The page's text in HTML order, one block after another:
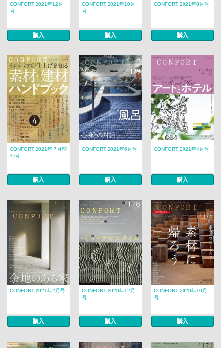
CONFORT 2021年12月
号
購入
CONFORT 2021年10月
号
購入
CONFORT 2021年8月号
購入
CONFORT 2021年 7月増
刊号
購入
CONFORT 2021年6月号
購入
CONFORT 2021年4月号
購入
CONFORT 2021年2月号
購入
CONFORT 2020年12月
号
購入
CONFORT 2020年10月
号
購入